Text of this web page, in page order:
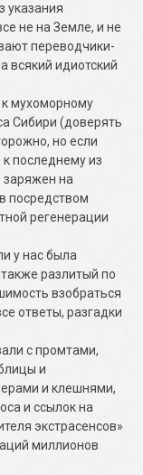
указания
не на Земле, и не
переводчики-
всякий идиотский
к мухоморному
Сибири (доверять
но если
последнему из
заряжен на
посредством
регенерации
у нас была
разлитый по
взобраться
ответы, разгадки
с промтами,
и
и клешнями,
и ссылок на
экстрасенсов»
миллионов